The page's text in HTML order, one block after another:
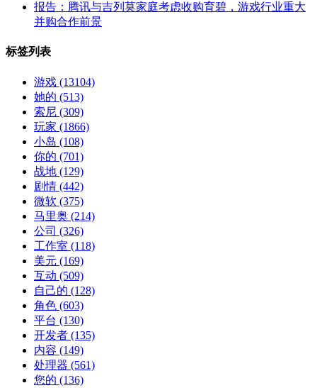
报告：腾讯与吉列莫家庭考虑收购育碧，游戏行业重大
并购合作前景
标签列表
游戏 (13104)
她的 (513)
索尼 (309)
玩家 (1866)
小岛 (108)
你的 (701)
战地 (129)
剧情 (442)
微软 (375)
马里奥 (214)
公司 (326)
工作室 (118)
美元 (169)
互动 (509)
自己的 (128)
角色 (603)
平台 (130)
开发者 (135)
内容 (149)
处理器 (561)
您的 (136)